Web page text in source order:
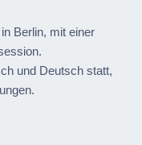
Berlin, mit einer
und Deutsch statt,